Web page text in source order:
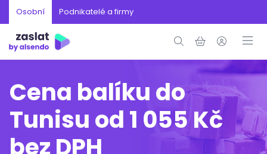
Osobní Podnikatelé a firmy
Cena balíku do
Tunisu od 1 055 Kč
bez DPH